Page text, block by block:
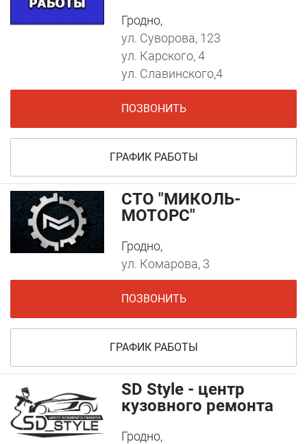
Гродно,
ул. Суворова, 123
ул. Карского, 4
ул. Славинского,4
ПОЗВОНИТЬ
ГРАФИК РАБОТЫ
СТО "МИКОЛЬ-
МОТОРС"
Гродно,
ул. Комарова, 3
ПОЗВОНИТЬ
ГРАФИК РАБОТЫ
SD Style - центр
кузовного ремонта
Гродно,